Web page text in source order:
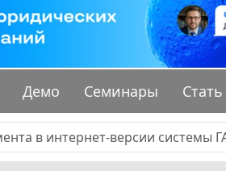
Демо Семинары